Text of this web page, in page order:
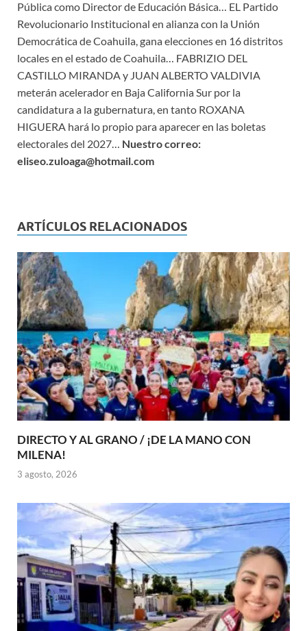
Pública como Director de Educación Básica… EL Partido
Revolucionario Institucional en alianza con la Unión
Democrática de Coahuila, gana elecciones en 16 distritos
locales en el estado de Coahuila… FABRIZIO DEL
CASTILLO MIRANDA y JUAN ALBERTO VALDIVIA
meterán acelerador en Baja California Sur por la
candidatura a la gubernatura, en tanto ROXANA
HIGUERA hará lo propio para aparecer en las boletas
electorales del 2027… Nuestro correo:
eliseo.zuloaga@hotmail.com
ARTÍCULOS RELACIONADOS
DIRECTO Y AL GRANO / ¡DE LA MANO CON
MILENA!
3 agosto, 2026